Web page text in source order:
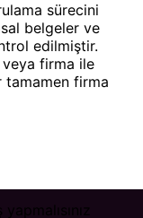
sürecini
belgeler ve
edilmiştir.
veya firma ile
tamamen firma